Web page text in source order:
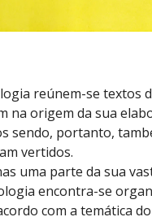
reúnem-se textos
na origem da sua
sendo, portanto,
vertidos.
uma parte da sua
encontra-se
com a temática